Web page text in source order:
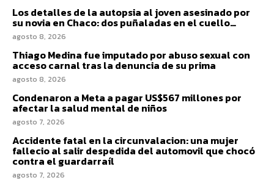
Los detalles de la autopsia al joven asesinado por
su novia en Chaco: dos puñaladas en el cuello…
agosto 8, 2026
Thiago Medina fue imputado por abuso sexual con
acceso carnal tras la denuncia de su prima
agosto 8, 2026
Condenaron a Meta a pagar US$567 millones por
afectar la salud mental de niños
agosto 7, 2026
Accidente fatal en la circunvalacion: una mujer
fallecio al salir despedida del automovil que chocó
contra el guardarraíl
agosto 7, 2026